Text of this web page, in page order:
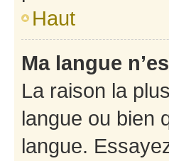
Haut
Ma langue
La raison la
langue ou bien
langue.